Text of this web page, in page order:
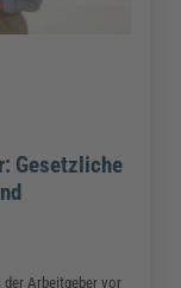
Gesetzliche
der Arbeitgeber vor